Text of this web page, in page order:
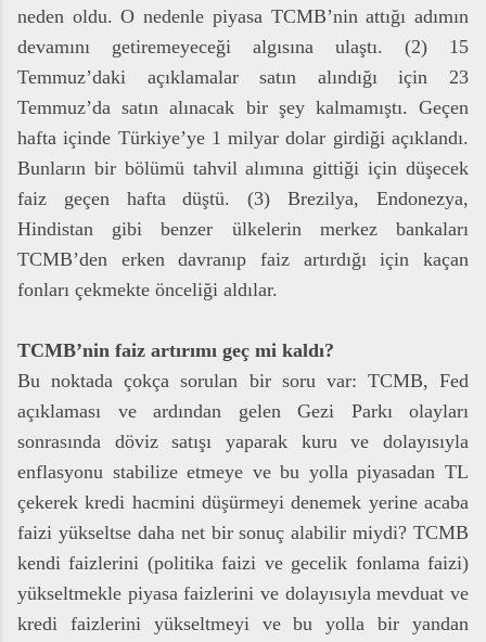
neden oldu. O nedenle piyasa TCMB’nin attığı adımın
devamını getiremeyeceği algısına ulaştı. (2) 15
Temmuz’daki açıklamalar satın alındığı için 23
Temmuz’da satın alınacak bir şey kalmamıştı. Geçen
hafta içinde Türkiye’ye 1 milyar dolar girdiği açıklandı.
Bunların bir bölümü tahvil alımına gittiği için düşecek
faiz geçen hafta düştü. (3) Brezilya, Endonezya,
Hindistan gibi benzer ülkelerin merkez bankaları
TCMB’den erken davranıp faiz artırdığı için kaçan
fonları çekmekte önceliği aldılar.
TCMB’nin faiz artırımı geç mi kaldı?
Bu noktada çokça sorulan bir soru var: TCMB, Fed
açıklaması ve ardından gelen Gezi Parkı olayları
sonrasında döviz satışı yaparak kuru ve dolayısıyla
enflasyonu stabilize etmeye ve bu yolla piyasadan TL
çekerek kredi hacmini düşürmeyi denemek yerine acaba
faizi yükseltse daha net bir sonuç alabilir miydi? TCMB
kendi faizlerini (politika faizi ve gecelik fonlama faizi)
yükseltmekle piyasa faizlerini ve dolayısıyla mevduat ve
kredi faizlerini yükseltmeyi ve bu yolla bir yandan